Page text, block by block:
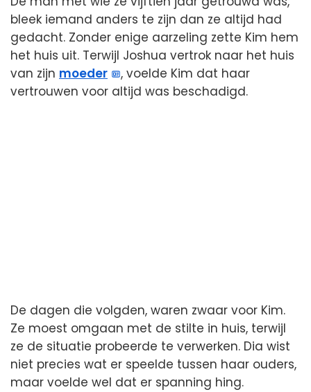
bleek iemand anders te zijn dan ze altijd had
gedacht. Zonder enige aarzeling zette Kim hem
het huis uit. Terwijl Joshua vertrok naar het huis
van zijn moeder
, voelde Kim dat haar
vertrouwen voor altijd was beschadigd.
De dagen die volgden, waren zwaar voor Kim.
Ze moest omgaan met de stilte in huis, terwijl
ze de situatie probeerde te verwerken. Dia wist
niet precies wat er speelde tussen haar ouders,
maar voelde wel dat er spanning hing.